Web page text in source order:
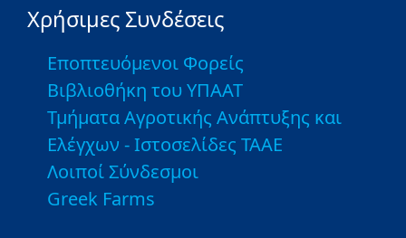
Χρήσιμες Συνδέσεις
Εποπτευόμενοι Φορείς
Βιβλιοθήκη του ΥΠΑΑΤ
Τμήματα Αγροτικής Ανάπτυξης και
Ελέγχων - Ιστοσελίδες ΤΑΑΕ
Λοιποί Σύνδεσμοι
Greek Farms